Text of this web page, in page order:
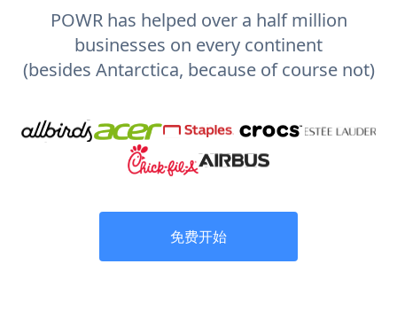
POWR has helped over a half million
businesses on every continent
(besides Antarctica, because of course not)
免费开始